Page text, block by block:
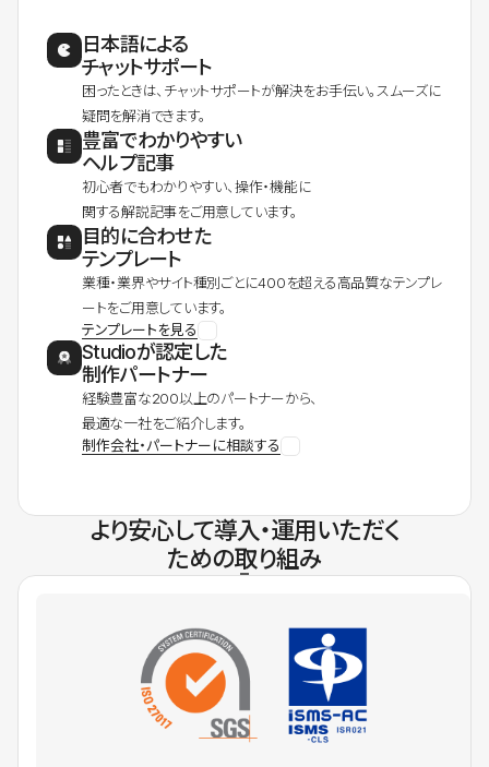
日本語による
チャットサポート
困ったときは、チャットサポートが解決をお手伝い。スムーズに
疑問を解消できます。
豊富でわかりやすい
ヘルプ記事
初心者でもわかりやすい、操作・機能に
関する解説記事をご用意しています。
目的に合わせた
テンプレート
業種・業界やサイト種別ごとに400を超える高品質なテンプレ
ートをご用意しています。
テンプレートを見る
Studioが認定した
制作パートナー
経験豊富な200以上のパートナーから、
最適な一社をご紹介します。
制作会社・パートナーに相談する
より安心して導入・運用いただく
ための取り組み